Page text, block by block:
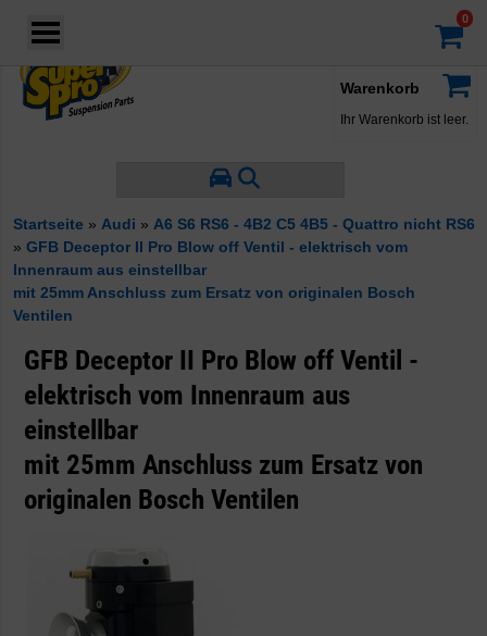
Warenkorb
Ihr Warenkorb ist leer.
Startseite » Audi » A6 S6 RS6 - 4B2 C5 4B5 - Quattro nicht RS6
» GFB Deceptor II Pro Blow off Ventil - elektrisch vom
Innenraum aus einstellbar
mit 25mm Anschluss zum Ersatz von originalen Bosch
Ventilen
GFB Deceptor II Pro Blow off Ventil -
elektrisch vom Innenraum aus
einstellbar
mit 25mm Anschluss zum Ersatz von
originalen Bosch Ventilen